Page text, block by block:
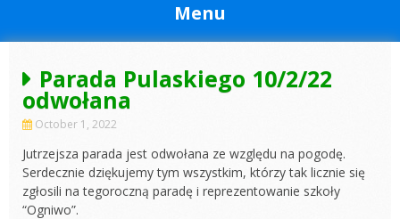
Menu
Parada Pulaskiego 10/2/22
odwołana
October 1, 2022
Jutrzejsza parada jest odwołana ze względu na pogodę.
Serdecznie dziękujemy tym wszystkim, którzy tak licznie się
zgłosili na tegoroczną paradę i reprezentowanie szkoły
“Ogniwo”.